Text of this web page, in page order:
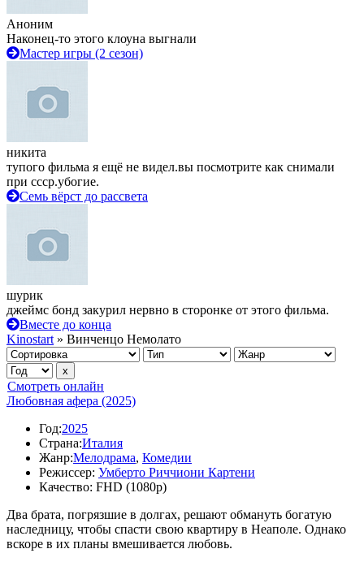
Аноним
Наконец-то этого клоуна выгнали
Мастер игры (2 сезон)
никита
тупого фильма я ещё не видел.вы посмотрите как снимали
при ссср.убогие.
Семь вёрст до рассвета
шурик
джеймс бонд закурил нервно в сторонке от этого фильма.
Вместе до конца
Kinostart » Винченцо Немолато
Смотреть онлайн
Любовная афера (2025)
Год:2025
Страна:Италия
Жанр:Мелодрама, Комедии
Режиссер: Умберто Риччиони Картени
Качество: FHD (1080p)
Два брата, погрязшие в долгах, решают обмануть богатую
наследницу, чтобы спасти свою квартиру в Неаполе. Однако
вскоре в их планы вмешивается любовь.